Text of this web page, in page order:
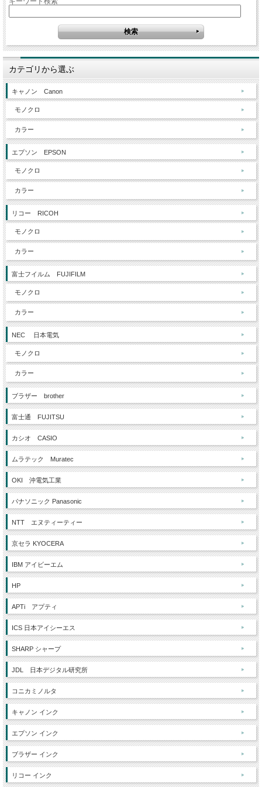
カテゴリから選ぶ
キャノン Canon
モノクロ
カラー
エプソン EPSON
モノクロ
カラー
リコー RICOH
モノクロ
カラー
富士フイルム FUJIFILM
モノクロ
カラー
NEC 日本電気
モノクロ
カラー
ブラザー brother
富士通 FUJITSU
カシオ CASIO
ムラテック Muratec
OKI 沖電気工業
パナソニック Panasonic
NTT エヌティーティー
京セラ KYOCERA
IBM アイビーエム
HP
APTi アプティ
ICS 日本アイシーエス
SHARP シャープ
JDL 日本デジタル研究所
コニカミノルタ
キャノン インク
エプソン インク
ブラザー インク
リコー インク